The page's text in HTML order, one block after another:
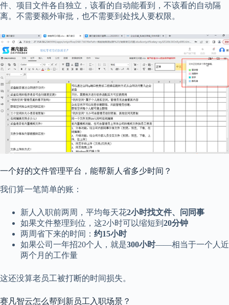
件、项目文件各自独立，该看的自动能看到，不该看的自动隔
离。不需要额外审批，也不需要到处找人要权限。
一个好的文件管理平台，能帮新人省多少时间？
我们算一笔简单的账：
新人入职前两周，平均每天花2小时找文件、问同事
如果文件整理到位，这2小时可以缩短到 20分钟
两周省下来的时间： 约15小时
如果公司一年招20个人，就是300小时——相当于一个人近
两个月的工作量
这还没算老员工被打断的时间损失。
赛凡智云怎么帮到新员工入职场景？